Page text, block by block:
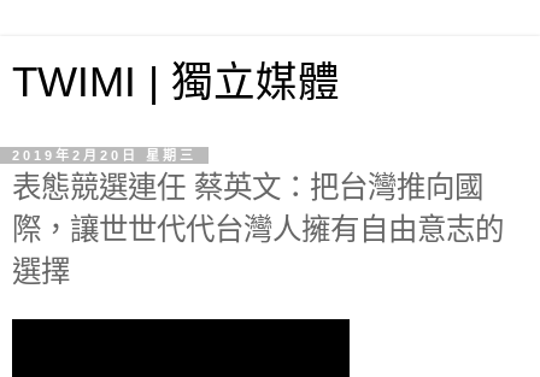
TWIMI | 獨立媒體
2019年2月20日 星期三
表態競選連任 蔡英文：把台灣推向國
際，讓世世代代台灣人擁有自由意志的
選擇